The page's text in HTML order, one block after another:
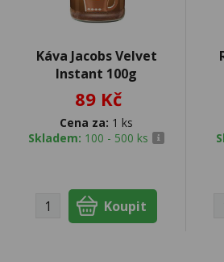
Káva Jacobs Velvet
Instant 100g
89 Kč
Cena za: 1 ks
Skladem: 100 - 500 ks